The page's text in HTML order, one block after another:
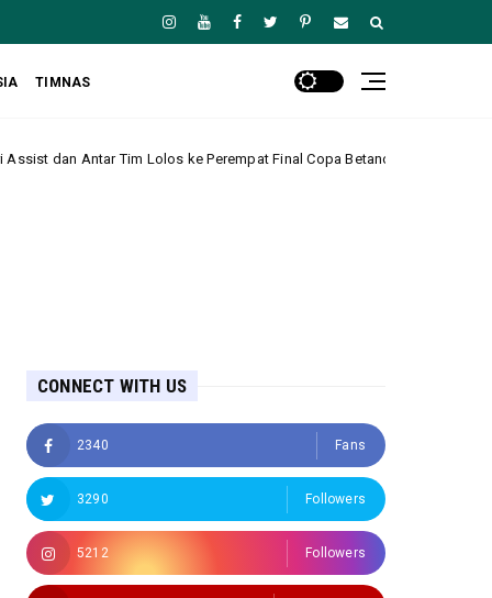
TIMNAS
Perempat Final Copa Betano do Brasil Amerika Serikat
CONNECT WITH US
2340 Fans
3290 Followers
5212 Followers